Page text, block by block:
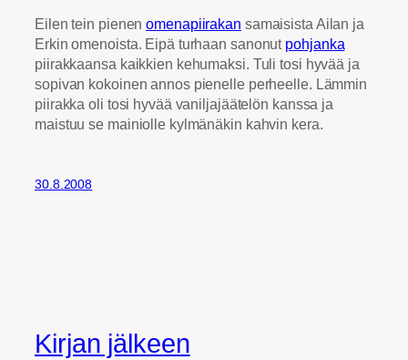
Eilen tein pienenomenapiirakan samaisista Ailan ja
Erkin omenoista. Eipä turhaan sanonut pohjanka
piirakkaansa kaikkien kehumaksi. Tuli tosi hyvää ja
sopivan kokoinen annos pienelle perheelle. Lämmin
piirakka oli tosi hyvää vaniljajäätelön kanssa ja
maistuu se mainiolle kylmänäkin kahvin kera.
30.8.2008
Kirjan jälkeen